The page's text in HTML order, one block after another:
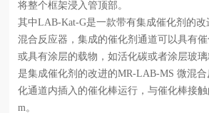
将整个框架浸入管顶部。
其中LAB-Kat-G是一款带有集成催化剂的
混合反应器，集成的催化剂通道可以具有
或具有涂层的载物，如活化碳或者涂层玻
是集成催化剂的改进的MR-LAB-MS 微混
化通道内插入的催化棒运行，与催化棒接
m。